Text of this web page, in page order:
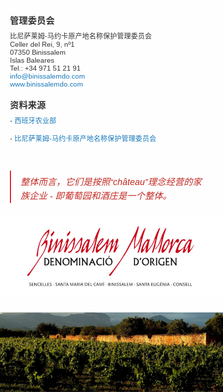
管理委员会
比尼萨莱姆-马约卡原产地名称保护管理委员会
Celler del Rei, 9, nº1
07350 Binissalem
Islas Baleares
Tel.: +34 971 51 21 91
info@binissalemdo.com
www.binissalemdo.com
资料来源
- 西班牙农业部
- 比尼萨莱姆-马约卡原产地名称保护管理委员会
整体而言，它们是按照“château”理念经营的家
族企业 - 即葡萄园和酒庄是一个整体。